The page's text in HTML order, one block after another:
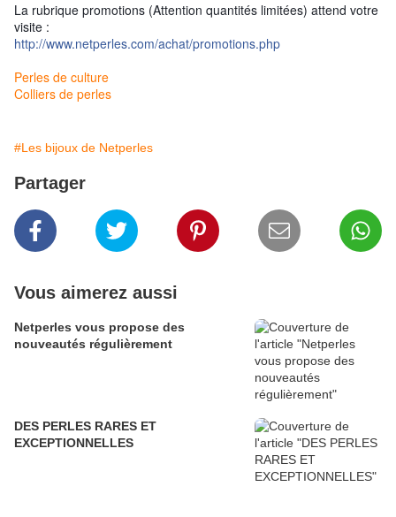
La rubrique promotions (Attention quantités limitées) attend votre
visite :
http://www.netperles.com/achat/promotions.php
Perles de culture
Colliers de perles
#Les bijoux de Netperles
Partager
Vous aimerez aussi
Netperles vous propose des
nouveautés régulièrement
DES PERLES RARES ET
EXCEPTIONNELLES